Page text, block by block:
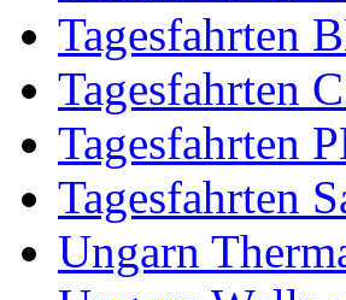
Tagesfahrten
Tagesfahrten
Tagesfahrten
Tagesfahrten
Ungarn